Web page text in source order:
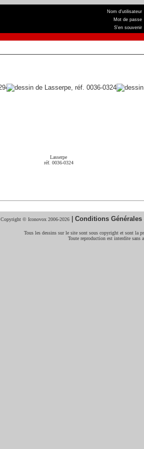
Nom d'utilisateur
Mot de passe
S'en souvenir
Lasserpe
réf. 0036-0324
Copyright © Iconovox 2006-2026 | Conditions
Tous les dessins sur le site sont sous copyright et sont la
Toute reproduction est interdite sans